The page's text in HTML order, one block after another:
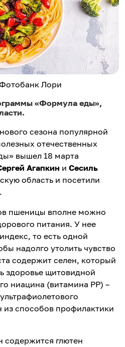
Лори
«Формула еды»,
сезона популярной
отечественных
вышел 18 марта
Агапкин и Сесиль
область и посетили
пшеницы вполне можно
питания. У нее
то есть одной
надолго утолить чувство
содержит селен, который
здоровье щитовидной
ниацина (витамина PP) –
способов профилактики
содержится глютен